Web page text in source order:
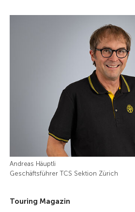
Andreas Häuptli
Geschäftsführer TCS Sektion Zürich
Touring Magazin